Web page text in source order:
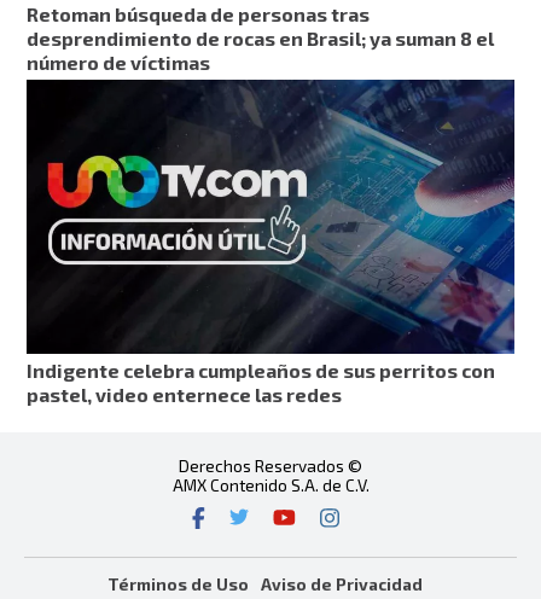
Retoman búsqueda de personas tras
desprendimiento de rocas en Brasil; ya suman 8 el
número de víctimas
Indigente celebra cumpleaños de sus perritos con
pastel, video enternece las redes
Derechos Reservados ©
AMX Contenido S.A. de C.V.
Términos de Uso Aviso de Privacidad